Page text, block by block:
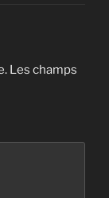
Les champs